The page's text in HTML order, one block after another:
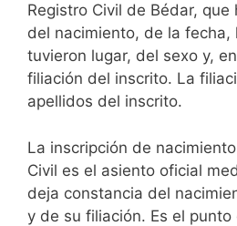
Registro Civil de Bédar,
del nacimiento, de la fecha,
tuvieron lugar, del sexo y,
filiación del inscrito. La
apellidos del inscrito.
La inscripción de
Civil es el asiento oficial
deja constancia del
y de su filiación. Es el